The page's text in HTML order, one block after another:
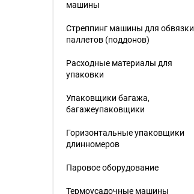
машины
Стреппинг машины для обвязки
паллетов (поддонов)
Расходные материалы для
упаковки
Упаковщики багажа,
багажеупаковщики
Горизонтальные упаковщики
длинномеров
Паровое оборудование
Термоусадочные машины